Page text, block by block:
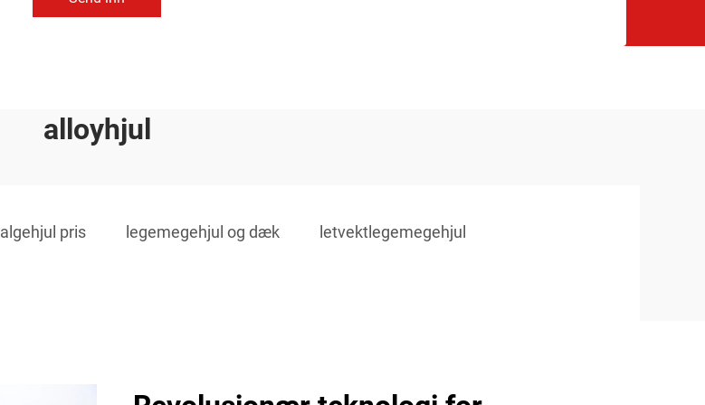
alloyhjul
algehjul pris legemegehjul og dæk letvektlegemegehjul